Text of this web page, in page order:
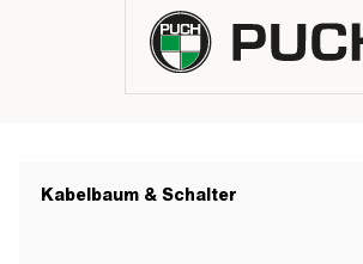
Kabelbaum & Schalter